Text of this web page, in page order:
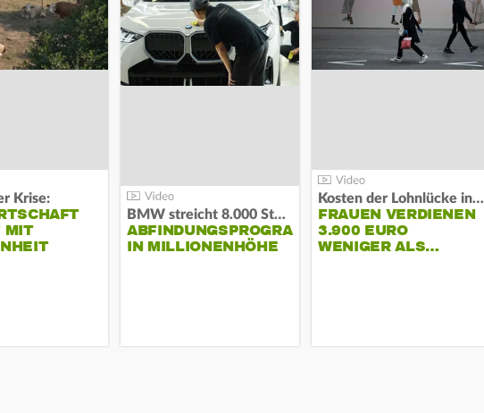
Krise:
MIT
BMW streicht 8.000 Stellen:
ABFINDUNGSPROGRAMM
IN MILLIONENHÖHE
Kosten der Lohnlücke in der EU:
FRAUEN VERDIENEN
3.900 EURO
WENIGER ALS…